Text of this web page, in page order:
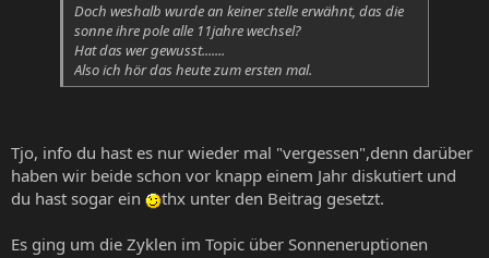
Doch weshalb wurde an keiner stelle erwähnt, das die
sonne ihre pole alle 11jahre wechsel?
Hat das wer gewusst.......
Also ich hör das heute zum ersten mal.
Tjo, info du hast es nur wieder mal "vergessen",denn darüber
haben wir beide schon vor knapp einem Jahr diskutiert und
du hast sogar ein
thx unter den Beitrag gesetzt.
Es ging um die Zyklen im Topic über Sonneneruptionen